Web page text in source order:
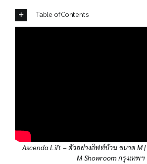
Table of Contents
Ascenda Lift – ตัวอย่างลิฟท์บ้าน ขนาด M|
M Showroom กรุงเทพฯ